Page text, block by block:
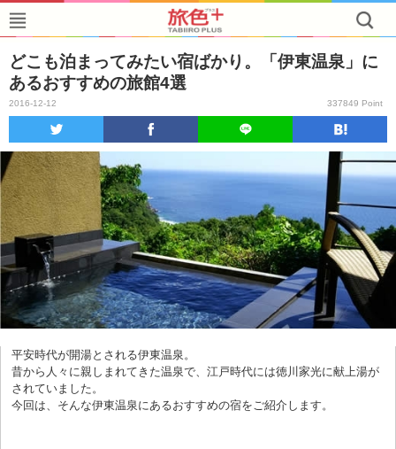
どこも泊まってみたい宿ばかり。「伊東温泉」に
あるおすすめの旅館4選
2016-12-12 337849 Point
平安時代が開湯とされる伊東温泉。
昔から人々に親しまれてきた温泉で、江戸時代には徳川家光に献上湯が
されていました。
今回は、そんな伊東温泉にあるおすすめの宿をご紹介します。